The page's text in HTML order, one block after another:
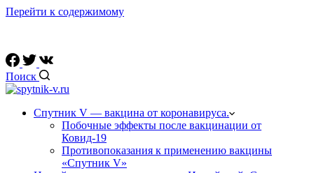
Перейти к содержимому
Поиск
Спутник V — вакцина от коронавируса.
Побочные эффекты после вакцинации от
Ковид-19
Противопоказания к применению вакцины
«Спутник V»